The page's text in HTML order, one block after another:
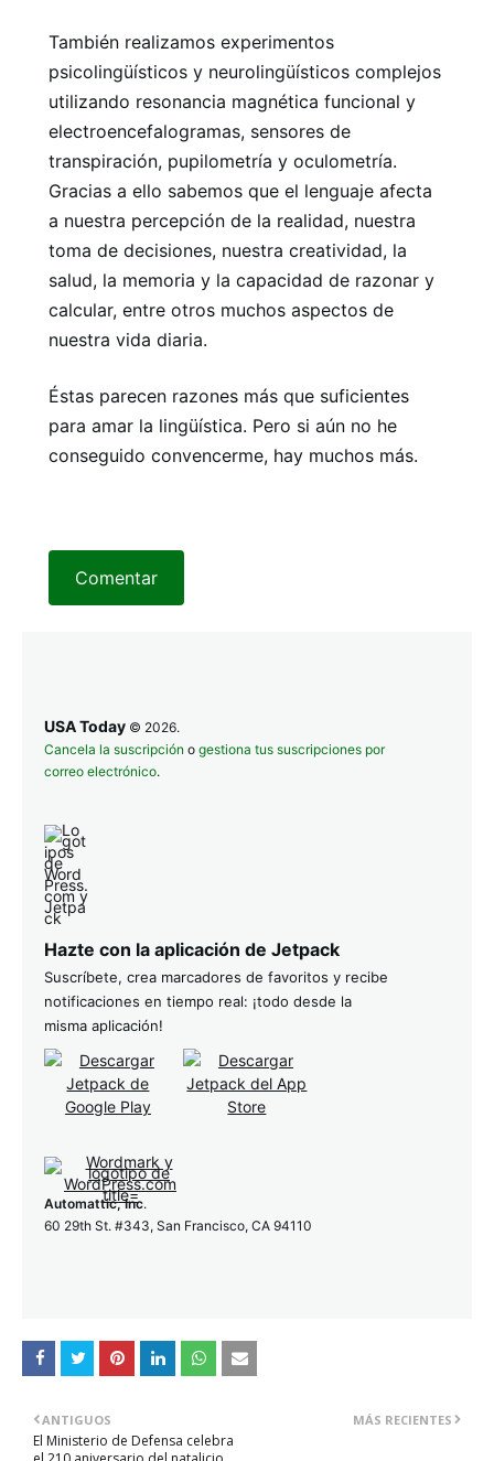
También realizamos experimentos
psicolingüísticos y neurolingüísticos complejos
utilizando resonancia magnética funcional y
electroencefalogramas, sensores de
transpiración, pupilometría y oculometría.
Gracias a ello sabemos que el lenguaje afecta
a nuestra percepción de la realidad, nuestra
toma de decisiones, nuestra creatividad, la
salud, la memoria y la capacidad de razonar y
calcular, entre otros muchos aspectos de
nuestra vida diaria.
Éstas parecen razones más que suficientes
para amar la lingüística. Pero si aún no he
conseguido convencerme, hay muchos más.
Comentar
USA Today © 2026.
Cancela la suscripción o gestiona tus suscripciones por
correo electrónico.
Hazte con la aplicación de Jetpack
Suscríbete, crea marcadores de favoritos y recibe
notificaciones en tiempo real: ¡todo desde la
misma aplicación!
Automattic, Inc.
60 29th St. #343, San Francisco, CA 94110
MÁS RECIENTES
ANTIGUOS
El Ministerio de Defensa celebra